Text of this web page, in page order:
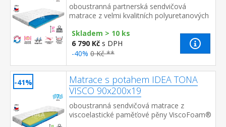
oboustranná partnerská sendvičová
matrace z velmi kvalitních polyuretanových
strany – 7zónová anatomická prof...
Skladem > 10 ks
6 790 Kč s DPH
-40% 0 Kč **
-41%
Matrace s potahem IDEA TONA
VISCO 90x200x19
oboustranná sendvičová matrace z
viscoelastické paměťové pěny ViscoFoam®